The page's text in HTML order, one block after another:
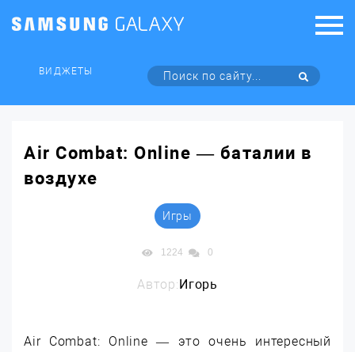
ВИДЖЕТЫ
Air Combat: Online — баталии в
воздухе
Игры
1224 0
Автор:Игорь
Air Combat: Online — это очень интересный